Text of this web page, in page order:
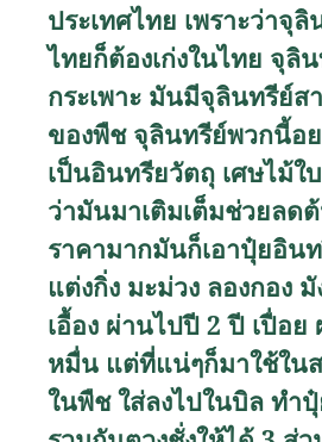
ประเทศไทย เพราะว่า
ไทยก็ต้องเก่งในไทย จุลิ
กระเพาะ มันมีจุลินทรีย์
ของพืช จุลินทรีย์พวกนี้อ
เป็นอินทรียวัตถุ เศษไม้
ว่ามันมาเติมเต็มช่วยลด
ราคามากมันก็เอาปุ๋ยอิน
แต่งกิ่ง มะม่วง ลองกอง
เอื้อง ผ่านไปปี 2 ปี เปื่อ
หมื่น แต่ที่แน่ๆก็มาใช้ในส
ในพืช ใส่ลงไปในบิล ทำ